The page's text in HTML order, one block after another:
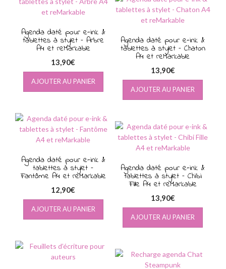
Agenda daté pour e-ink &
tablettes à stylet – Arbre
A4 et reMarkable
13,90€
AJOUTER AU PANIER
Agenda daté pour e-ink &
tablettes à stylet – Chaton
A4 et reMarkable
13,90€
AJOUTER AU PANIER
Agenda daté pour e-ink &
tablettes à stylet –
Fantôme A4 et reMarkable
12,90€
AJOUTER AU PANIER
Agenda daté pour e-ink &
tablettes à stylet – Chibi
Fille A4 et reMarkable
13,90€
AJOUTER AU PANIER